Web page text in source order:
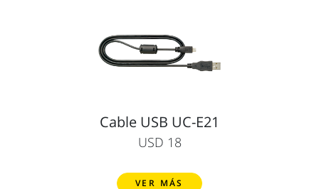
Cable USB UC-E21
USD 18
VER MÁS